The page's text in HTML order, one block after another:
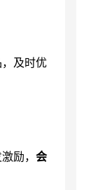
及时优
励， 会